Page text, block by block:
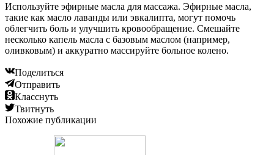
Используйте эфирные масла для массажа. Эфирные масла,
такие как масло лаванды или эвкалипта, могут помочь
облегчить боль и улучшить кровообращение. Смешайте
несколько капель масла с базовым маслом (например,
оливковым) и аккуратно массируйте больное колено.
Поделиться
Отправить
Класснуть
Твитнуть
Похожие публикации